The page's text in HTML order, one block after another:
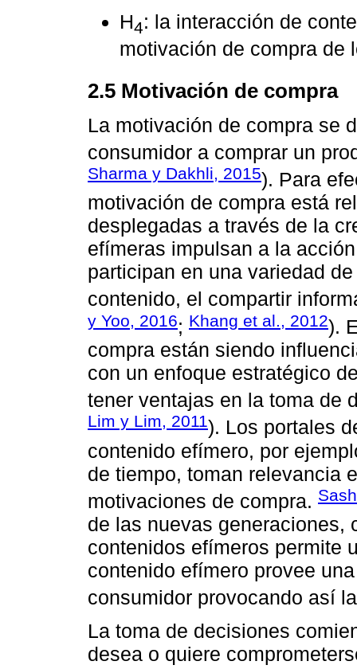
H4: la interacción de
motivación de compra de
2.5 Motivación de compra
La motivación de compra se
consumidor a comprar un
Sharma y Dakhli, 2015). Para
motivación de compra está
desplegadas a través de la
efímeras impulsan a la
participan en una variedad
contenido, el compartir
y Yoo, 2016; Khang et al., 2012).
compra están siendo
con un enfoque estratégico
tener ventajas en la toma de
Lim y Lim, 2011). Los portales
contenido efímero, por
de tiempo, toman relevancia
motivaciones de compra.
de las nuevas generaciones,
contenidos efímeros permite
contenido efímero provee
consumidor provocando así
La toma de decisiones
desea o quiere